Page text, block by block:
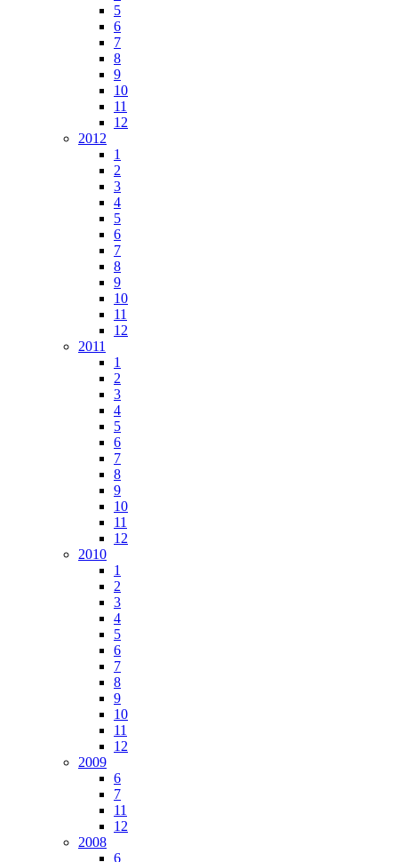
5
6
7
8
9
10
11
12
2012
1
2
3
4
5
6
7
8
9
10
11
12
2011
1
2
3
4
5
6
7
8
9
10
11
12
2010
1
2
3
4
5
6
7
8
9
10
11
12
2009
6
7
11
12
2008
6